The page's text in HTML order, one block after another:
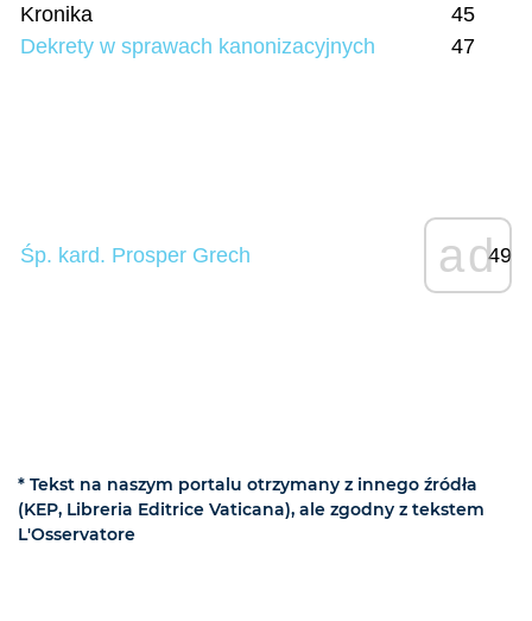
Kronika
45
Dekrety w sprawach kanonizacyjnych
47
Śp. kard. Prosper Grech ad49
* Tekst na naszym portalu otrzymany z innego źródła
(KEP, Libreria Editrice Vaticana), ale zgodny z tekstem
L'Osservatore